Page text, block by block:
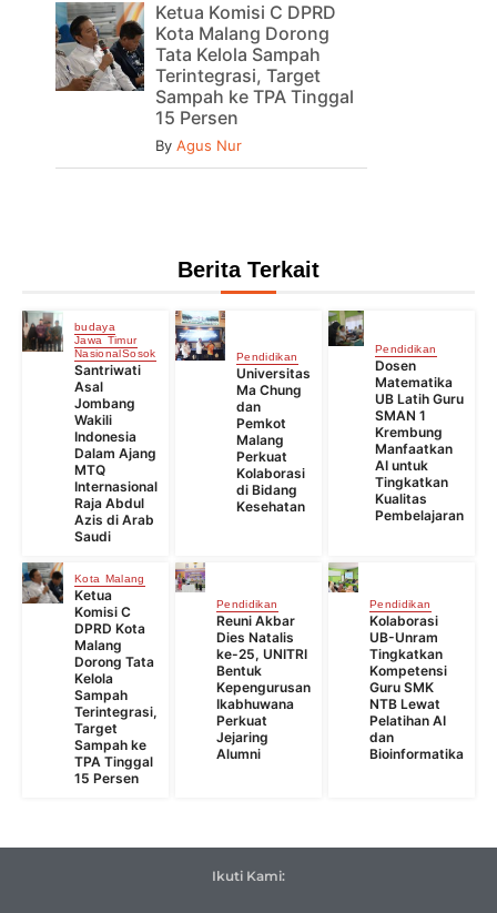
Ketua Komisi C DPRD
Kota Malang Dorong
Tata Kelola Sampah
Terintegrasi, Target
Sampah ke TPA Tinggal
15 Persen
By Agus Nur
Berita Terkait
budaya
Jawa Timur
NasionalSosok
Santriwati
Asal
Jombang
Wakili
Indonesia
Dalam Ajang
MTQ
Internasional
Raja Abdul
Azis di Arab
Saudi
Pendidikan
Universitas
Ma Chung
dan
Pemkot
Malang
Perkuat
Kolaborasi
di Bidang
Kesehatan
Pendidikan
Dosen
Matematika
UB Latih Guru
SMAN 1
Krembung
Manfaatkan
AI untuk
Tingkatkan
Kualitas
Pembelajaran
Kota Malang
Ketua
Komisi C
DPRD Kota
Malang
Dorong Tata
Kelola
Sampah
Terintegrasi,
Target
Sampah ke
TPA Tinggal
15 Persen
Pendidikan
Reuni Akbar
Dies Natalis
ke-25, UNITRI
Bentuk
Kepengurusan
Ikabhuwana
Perkuat
Jejaring
Alumni
Pendidikan
Kolaborasi
UB-Unram
Tingkatkan
Kompetensi
Guru SMK
NTB Lewat
Pelatihan AI
dan
Bioinformatika
Ikuti Kami: